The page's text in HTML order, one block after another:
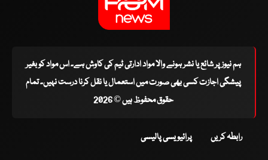
ہم نیوز پر شائع یا نشر ہونے والا مواد ادارتی ٹیم کی کاوش ہے۔ اس مواد کو بغیر
پیشگی اجازت کسی بھی صورت میں استعمال یا نقل کرنا درست نہیں۔ تمام
حقوق محفوظ ہیں © 2026
رابطہ کریں پرائیویسی پالیسی